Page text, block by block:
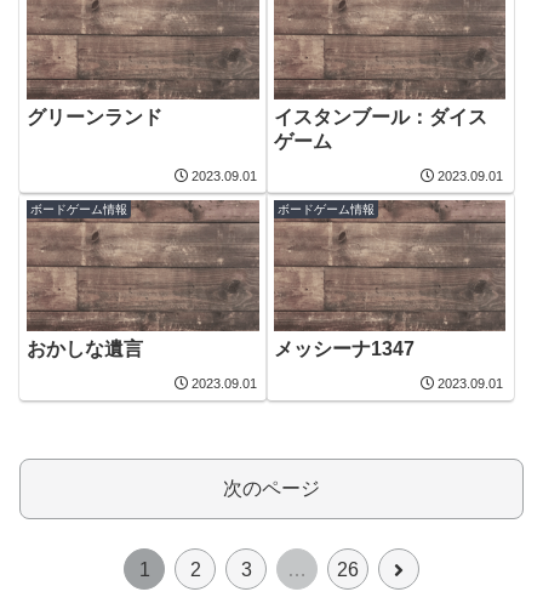
グリーンランド
2023.09.01
イスタンブール：ダイス
ゲーム
2023.09.01
ボードゲーム情報
おかしな遺言
2023.09.01
ボードゲーム情報
メッシーナ1347
2023.09.01
次のページ
1 2 3 … 26
次